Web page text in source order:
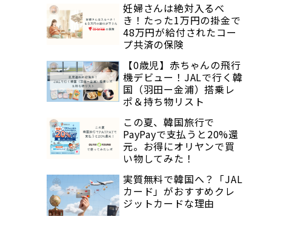
妊婦さんは絶対入るべ
き！たった1万円の掛金で
48万円が給付されたコー
プ共済の保険
【0歳児】赤ちゃんの飛行
機デビュー！JALで行く韓
国（羽田ー金浦）搭乗レ
ポ＆持ち物リスト
この夏、韓国旅行で
PayPayで支払うと20%還
元。お得にオリヤンで買
い物してみた！
実質無料で韓国へ？「JAL
カード」がおすすめクレ
ジットカードな理由